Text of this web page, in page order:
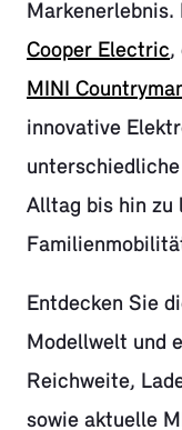
Markenerlebnis.
Cooper Electric,
MINI
innovative
Alltag bis hin zu
Entdecken Sie
Modellwelt und
Reichweite,
sowie aktuelle